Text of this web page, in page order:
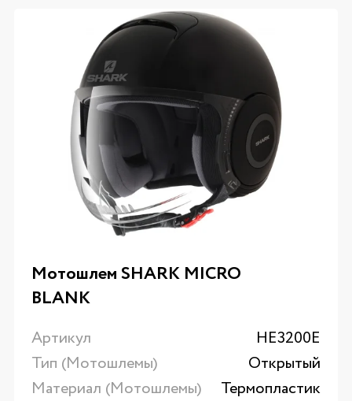
Мотошлем SHARK MICRO
BLANK
Артикул
HE3200E
Тип (Мотошлемы)
Открытый
Материал (Мотошлемы)
Термопластик